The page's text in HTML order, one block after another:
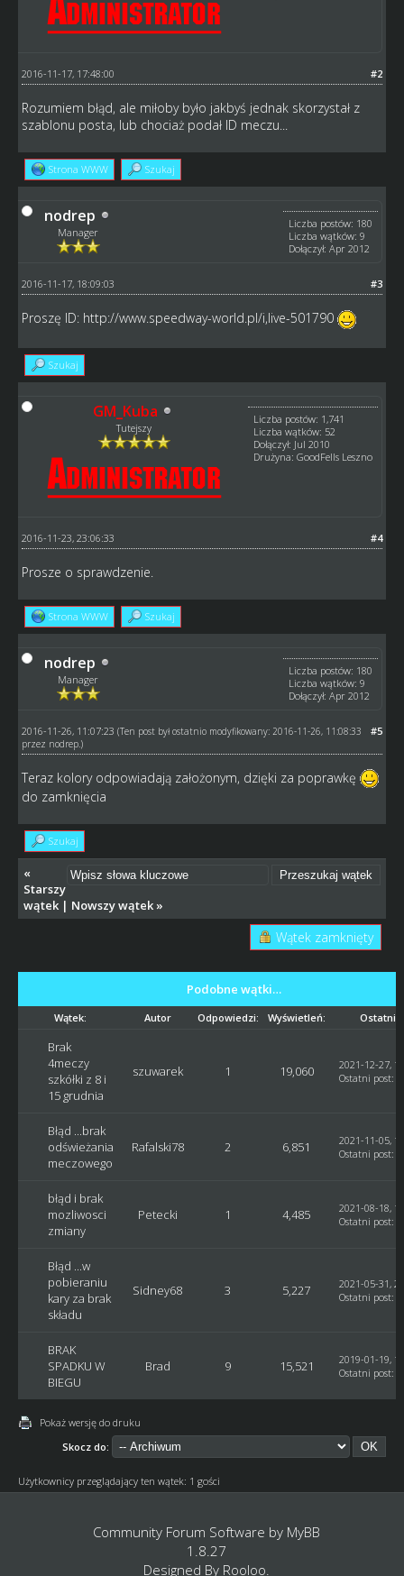
#2
2016-11-17, 17:48:00
Rozumiem błąd, ale miłoby było jakbyś jednak skorzystał z
szablonu posta, lub chociaż podał ID meczu...
Strona WWW Szukaj
nodrep
Manager
Liczba postów: 180
Liczba wątków: 9
Dołączył: Apr 2012
#3
2016-11-17, 18:09:03
Proszę ID: http://www.speedway-world.pl/i,live-501790
Szukaj
GM_Kuba
Tutejszy
Liczba postów: 1,741
Liczba wątków: 52
Dołączył: Jul 2010
Drużyna: GoodFells Leszno
#4
2016-11-23, 23:06:33
Prosze o sprawdzenie.
Strona WWW Szukaj
nodrep
Manager
Liczba postów: 180
Liczba wątków: 9
Dołączył: Apr 2012
#5
2016-11-26, 11:07:23 (Ten post był ostatnio modyfikowany: 2016-11-26, 11:08:33
przez nodrep.)
Teraz kolory odpowiadają założonym, dzięki za poprawkę
do zamknięcia
Szukaj
«
Starszy
wątek| Nowszy wątek»
Wątek zamknięty
Podobne wątki…
Wątek: Autor Odpowiedzi: Wyświetleń: Ostatni
Brak
4meczy
szkółki z 8 i
15 grudnia
szuwarek 1 19,060
2021-12-27,
Ostatni post:
Błąd ...brak
odświeżania
meczowego
Rafalski78 2 6,851
2021-11-05,
Ostatni post:
błąd i brak
mozliwosci
zmiany
Petecki 1 4,485
2021-08-18,
Ostatni post:
Błąd ...w
pobieraniu
kary za brak
składu
Sidney68 3 5,227
2021-05-31,
Ostatni post:
BRAK
SPADKU W
BIEGU
Brad 9 15,521
2019-01-19,
Ostatni post:
Pokaż wersję do druku
Skocz do:
Użytkownicy przeglądający ten wątek: 1 gości
Community Forum Software by MyBB
1.8.27
Designed By Rooloo.